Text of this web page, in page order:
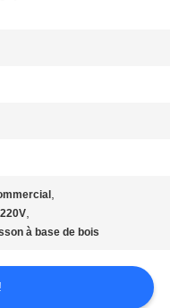
,
,
à base de bois